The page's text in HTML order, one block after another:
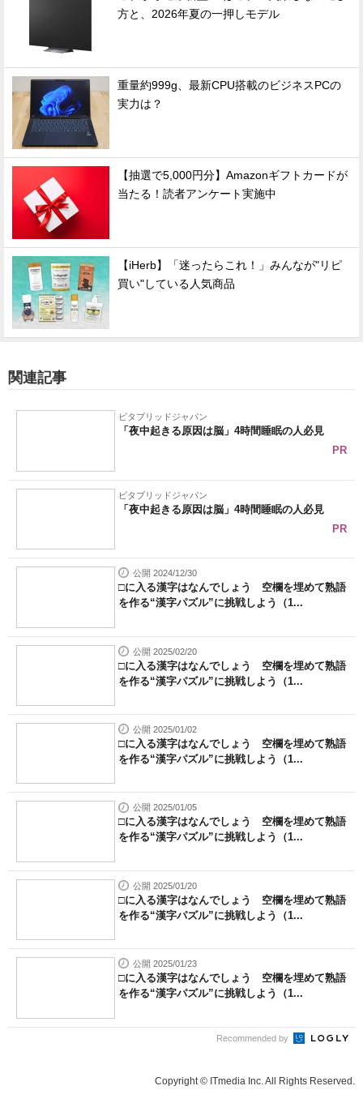
方と、2026年夏の一押しモデル
重量約999g、最新CPU搭載のビジネスPCの
実力は？
【抽選で5,000円分】Amazonギフトカードが
当たる！読者アンケート実施中
【iHerb】「迷ったらこれ！」みんなが"リピ
買い"している人気商品
関連記事
ビタブリッドジャパン
「夜中起きる原因は脳」4時間睡眠の人必見
PR
ビタブリッドジャパン
「夜中起きる原因は脳」4時間睡眠の人必見
PR
公開 2024/12/30
□に入る漢字はなんでしょう 空欄を埋めて熟語
を作る“漢字パズル”に挑戦しよう（1...
公開 2025/02/20
□に入る漢字はなんでしょう 空欄を埋めて熟語
を作る“漢字パズル”に挑戦しよう（1...
公開 2025/01/02
□に入る漢字はなんでしょう 空欄を埋めて熟語
を作る“漢字パズル”に挑戦しよう（1...
公開 2025/01/05
□に入る漢字はなんでしょう 空欄を埋めて熟語
を作る“漢字パズル”に挑戦しよう（1...
公開 2025/01/20
□に入る漢字はなんでしょう 空欄を埋めて熟語
を作る“漢字パズル”に挑戦しよう（1...
公開 2025/01/23
□に入る漢字はなんでしょう 空欄を埋めて熟語
を作る“漢字パズル”に挑戦しよう（1...
Recommended by
Copyright © ITmedia Inc. All Rights Reserved.